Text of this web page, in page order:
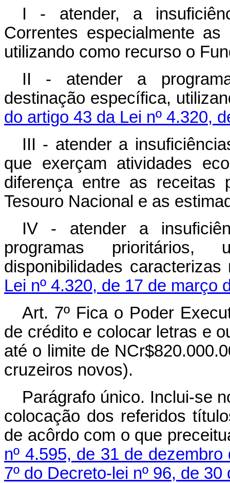
I - atender, a
Correntes especialmente
utilizando como recurso o
II - atender a
destinação específica,
do artigo 43 da Lei nº 4.320,
III - atender a
que exerçam atividades
diferença entre as receitas
Tesouro Nacional e as
IV - atender a
programas
disponibilidades
Lei nº 4.320, de 17 de março
Art. 7º Fica o Poder
de crédito e colocar letras e
até o limite de
cruzeiros novos).
Parágrafo único. Inclui-se
colocação dos referidos
de acôrdo com o que
nº 4.595, de 31 de dezembro
7º do Decreto-lei nº 96, de